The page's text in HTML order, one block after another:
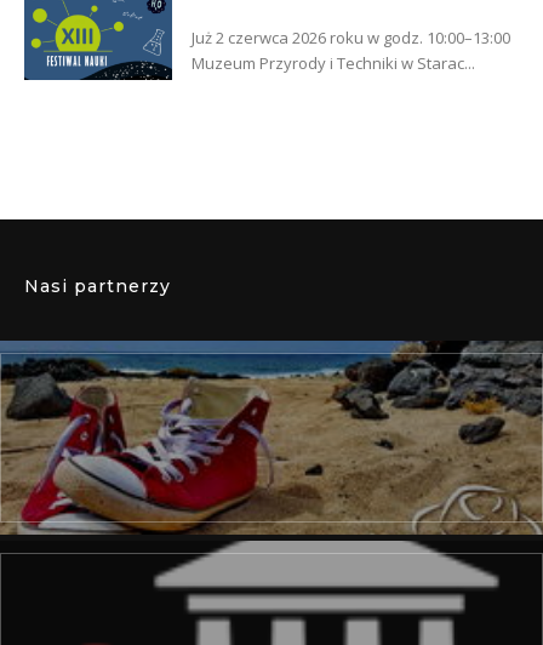
Już 2 czerwca 2026 roku w godz. 10:00–13:00
Muzeum Przyrody i Techniki w Starac...
Nasi partnerzy